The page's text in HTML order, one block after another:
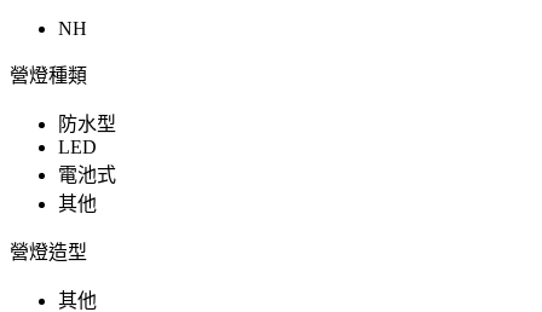
NH
營燈種類
防水型
LED
電池式
其他
營燈造型
其他